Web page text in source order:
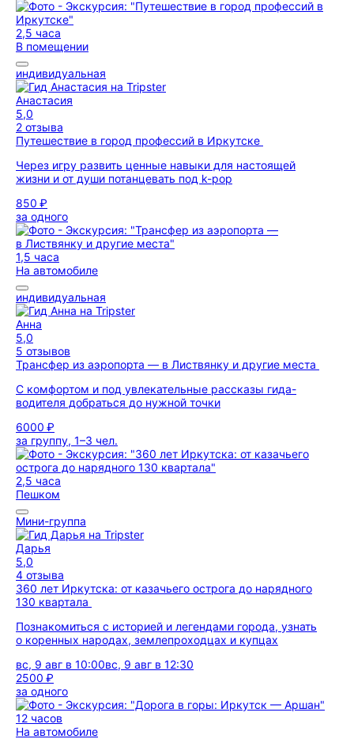
2,5 часа
В помещении
индивидуальная
Анастасия
5,0
2 отзыва
Путешествие в город профессий в Иркутске
Через игру развить ценные навыки для настоящей
жизни и от души потанцевать под k-pop
850 ₽
за одного
1,5 часа
На автомобиле
индивидуальная
Анна
5,0
5 отзывов
Трансфер из аэропорта — в Листвянку и другие места
С комфортом и под увлекательные рассказы гида-
водителя добраться до нужной точки
6000 ₽
за группу, 1–3 чел.
2,5 часа
Пешком
Мини-группа
Дарья
5,0
4 отзыва
360 лет Иркутска: от казачьего острога до нарядного
130 квартала
Познакомиться с историей и легендами города, узнать
о коренных народах, землепроходцах и купцах
вс, 9 авг в 10:00вс, 9 авг в 12:30
2500 ₽
за одного
12 часов
На автомобиле